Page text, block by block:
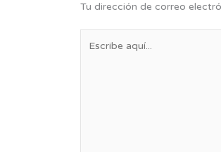
Tu dirección de correo
aquí...